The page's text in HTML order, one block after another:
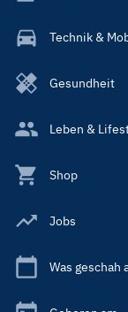
Technik &
Gesundheit
Leben &
Shop
Jobs
Was geschah